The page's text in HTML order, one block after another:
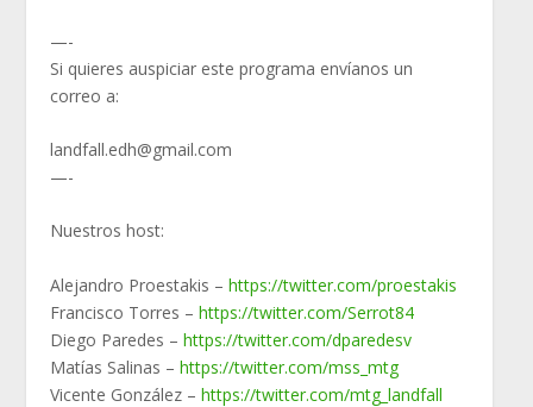
—-
Si quieres auspiciar este programa envíanos un
correo a:
landfall.edh@gmail.com
—-
Nuestros host:
Alejandro Proestakis –https://twitter.com/proestakis
Francisco Torres –https://twitter.com/Serrot84
Diego Paredes –https://twitter.com/dparedesv
Matías Salinas –https://twitter.com/mss_mtg
Vicente González –https://twitter.com/mtg_landfall